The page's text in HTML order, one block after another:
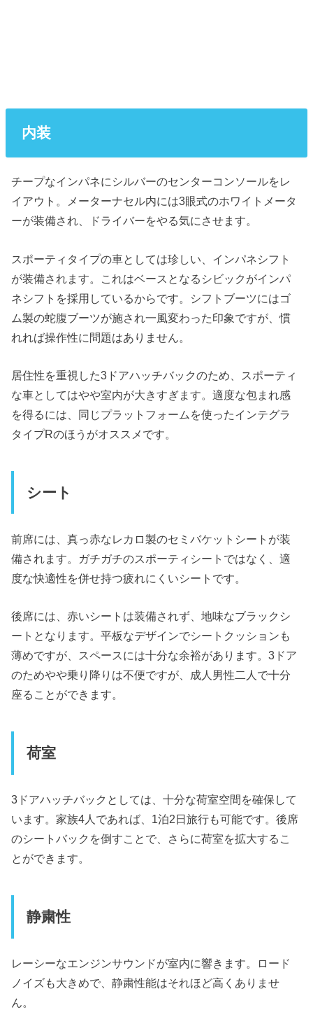
内装
チープなインパネにシルバーのセンターコンソールをレ
イアウト。メーターナセル内には3眼式のホワイトメータ
ーが装備され、ドライバーをやる気にさせます。
スポーティタイプの車としては珍しい、インパネシフト
が装備されます。これはベースとなるシビックがインパ
ネシフトを採用しているからです。シフトブーツにはゴ
ム製の蛇腹ブーツが施され一風変わった印象ですが、慣
れれば操作性に問題はありません。
居住性を重視した3ドアハッチバックのため、スポーティ
な車としてはやや室内が大きすぎます。適度な包まれ感
を得るには、同じプラットフォームを使ったインテグラ
タイプRのほうがオススメです。
シート
前席には、真っ赤なレカロ製のセミバケットシートが装
備されます。ガチガチのスポーティシートではなく、適
度な快適性を併せ持つ疲れにくいシートです。
後席には、赤いシートは装備されず、地味なブラックシ
ートとなります。平板なデザインでシートクッションも
薄めですが、スペースには十分な余裕があります。3ドア
のためやや乗り降りは不便ですが、成人男性二人で十分
座ることができます。
荷室
3ドアハッチバックとしては、十分な荷室空間を確保して
います。家族4人であれば、1泊2日旅行も可能です。後席
のシートバックを倒すことで、さらに荷室を拡大するこ
とができます。
静粛性
レーシーなエンジンサウンドが室内に響きます。ロード
ノイズも大きめで、静粛性能はそれほど高くありませ
ん。